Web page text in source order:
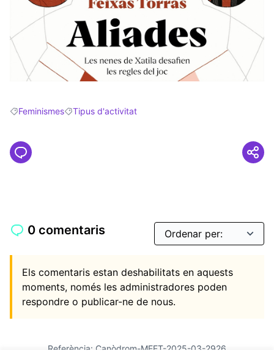
Resultats en filtrar per: Feminismes
FeminismesResultats en filtrar per: Tipus d'activitat
Tipus d'activitat
0 comentaris
Els comentaris estan deshabilitats en aquests
moments, només les administradores poden
respondre o publicar-ne de nous.
Referència: Canòdrom-MEET-2025-03-2926